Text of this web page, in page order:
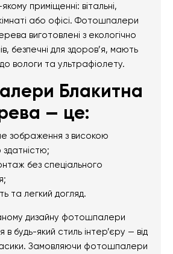
приміщенні: вітальні,
або офісі. Фотошпалери
виготовлені з екологічно
безпечні для здоров’я, мають
до вологи та ультрафіолету.
Блакитна
— це:
зображення з високою
здатністю;
без спеціального
та легкий догляд.
дизайну фотошпалери
в будь-який стиль інтер’єру — від
Замовляючи фотошпалери